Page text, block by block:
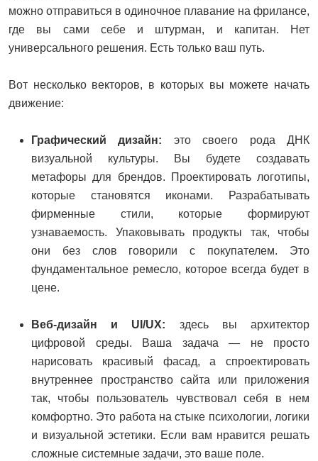
можно отправиться в одиночное плавание на фрилансе,
где вы сами себе и штурман, и капитан. Нет
универсального решения. Есть только ваш путь.
Вот несколько векторов, в которых вы можете начать
движение:
Графический дизайн: это своего рода ДНК
визуальной культуры. Вы будете создавать
метафоры для брендов. Проектировать логотипы,
которые становятся иконами. Разрабатывать
фирменные стили, которые формируют
узнаваемость. Упаковывать продукты так, чтобы
они без слов говорили с покупателем. Это
фундаментальное ремесло, которое всегда будет в
цене.
Веб-дизайн и UI/UX: здесь вы архитектор
цифровой среды. Ваша задача — не просто
нарисовать красивый фасад, а спроектировать
внутреннее пространство сайта или приложения
так, чтобы пользователь чувствовал себя в нем
комфортно. Это работа на стыке психологии, логики
и визуальной эстетики. Если вам нравится решать
сложные системные задачи, это ваше поле.